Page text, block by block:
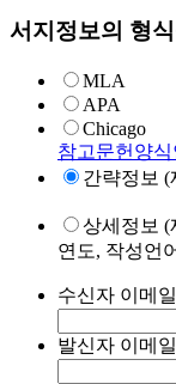
서지정보의 형
MLA
APA
Chicago
참고문헌양식
간략정보 (
상세정보 (
연도, 작성언
수신자 이메일
발신자 이메일